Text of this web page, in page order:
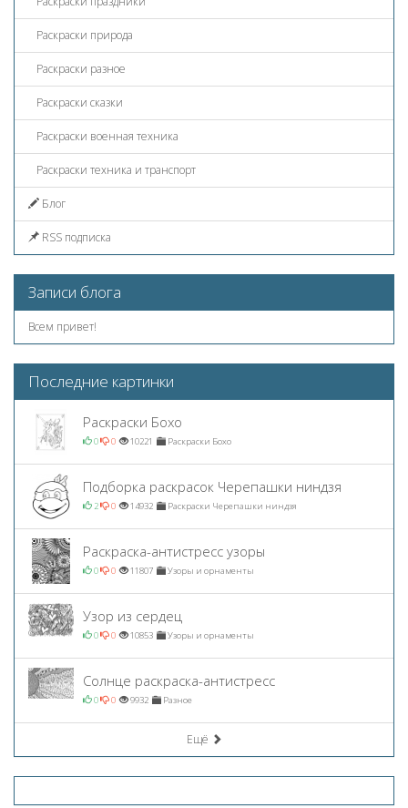
Раскраски природа
Раскраски разное
Раскраски сказки
Раскраски военная техника
Раскраски техника и транспорт
Блог
RSS подписка
Записи блога
Всем привет!
Последние картинки
Раскраски Бохо
0 0 10221 Раскраски Бохо
Подборка раскрасок Черепашки ниндзя
2 0 14932 Раскраски Черепашки ниндзя
Раскраска-антистресс узоры
0 0 11807 Узоры и орнаменты
Узор из сердец
0 0 10853 Узоры и орнаменты
Солнце раскраска-антистресс
0 0 9932 Разное
Ещё